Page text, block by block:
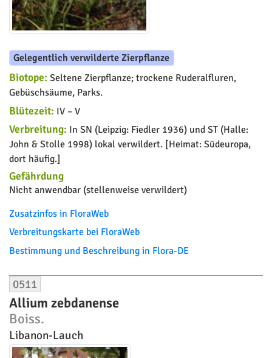
Gelegentlich verwilderte Zierpflanze
Biotope: Seltene Zierpflanze; trockene Ruderalfluren,
Gebüschsäume, Parks.
Blütezeit: IV – V
Verbreitung: In SN (Leipzig: Fiedler 1936) und ST (Halle:
John & Stolle 1998) lokal verwildert. [Heimat: Südeuropa,
dort häufig.]
Gefährdung
Nicht anwendbar (stellenweise verwildert)
Zusatzinfos in FloraWeb
Verbreitungskarte bei FloraWeb
Bestimmung und Beschreibung in Flora-DE
0511
Allium zebdanense
Boiss.
Libanon-Lauch